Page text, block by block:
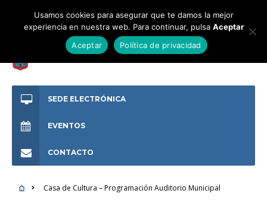
SEDE ELECTRÓNICA
EVENTOS
CONTACTO
Casa de Cultura – Programación Auditorio Municipal
Usamos cookies para asegurar que te damos la mejor
experiencia en nuestra web. Para continuar, pulsa Aceptar
Aceptar
Política de privacidad